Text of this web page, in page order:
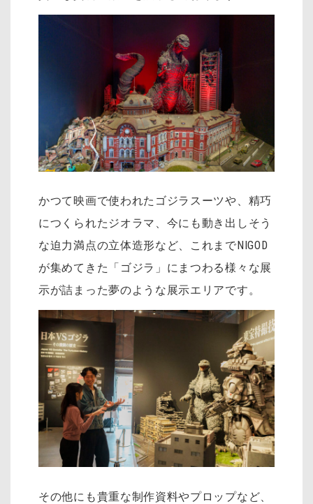
かつて映画で使われたゴジラスーツや、精巧
につくられたジオラマ、今にも動き出しそう
な迫力満点の立体造形など、これまでNIGOD
が集めてきた「ゴジラ」にまつわる様々な展
示が詰まった夢のような展示エリアです。
その他にも貴重な制作資料やプロップなど、